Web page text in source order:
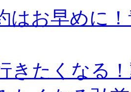
はお早めに
きたくなる